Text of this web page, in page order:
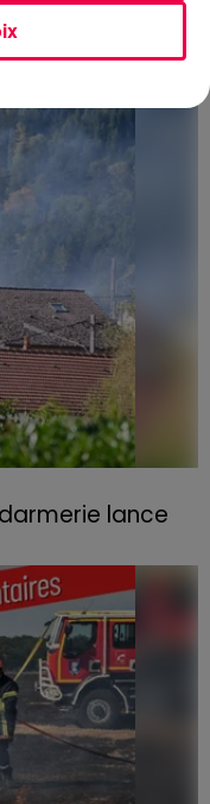
du risque"
lance
propager au
habitations et
de personnes.